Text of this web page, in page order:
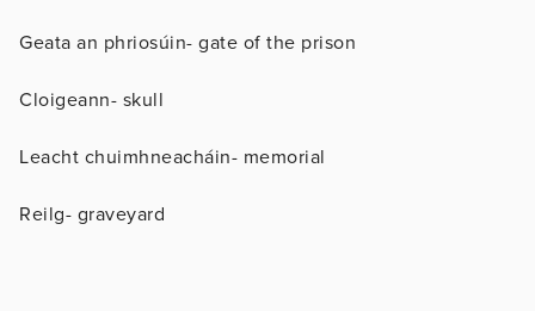
Geata an phriosúin- gate of the prison
Cloigeann- skull
Leacht chuimhneacháin- memorial
Reilg- graveyard